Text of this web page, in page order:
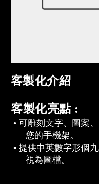
客製化介紹
客製化亮點 :
• 可雕刻文字、圖案、
您的手機架。
• 提供中英數字形個
視為圖檔。